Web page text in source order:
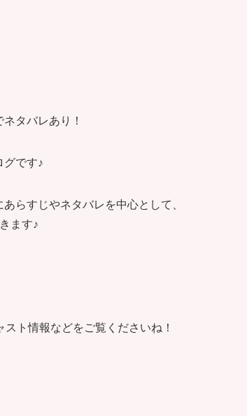
タバレあり！
グです♪
らすじやネタバレを中心として、
ます♪
ト情報などをご覧くださいね！